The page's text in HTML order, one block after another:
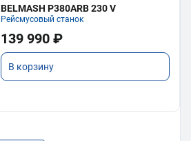
BELMASH P380ARB 230 V
Рейсмусовый станок
139 990 ₽
В корзину